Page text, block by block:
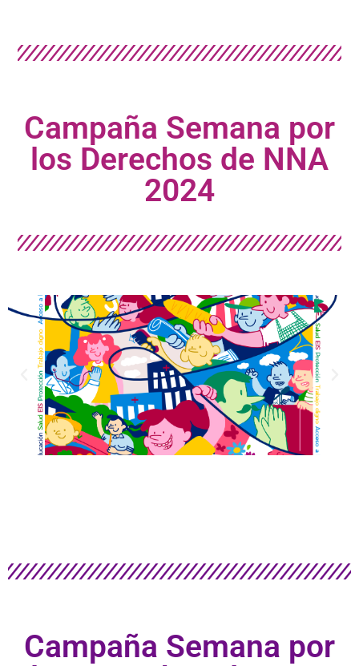
Campaña Semana por
los Derechos de NNA
2024
Campaña Semana por